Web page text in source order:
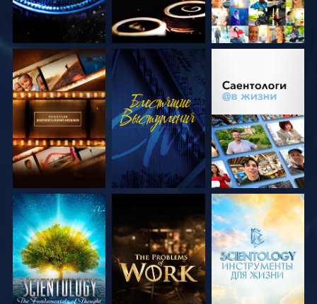
СМОТРЕТЬ
ПЕРЕДАЧИ
СМОТРЕТЬ
СМОТРЕТЬ
СМОТРЕТЬ
ПЕРЕДАЧИ
СМОТРЕТЬ
ПЕРЕДАЧИ
СМОТРЕТЬ
ПЕРЕДАЧИ